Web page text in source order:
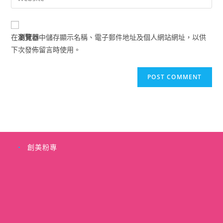
comment
comment
your
website
URL
(optional)
在瀏覽器中儲存顯示名稱、電子郵件地址及個人網站網址，以供
下次發佈留言時使用。
創美粉專